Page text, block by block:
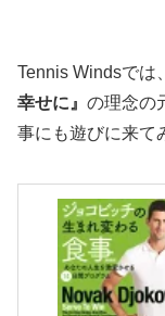
Tennis Windsでは、
幸せに』 の理念の
事にも遊びに来て